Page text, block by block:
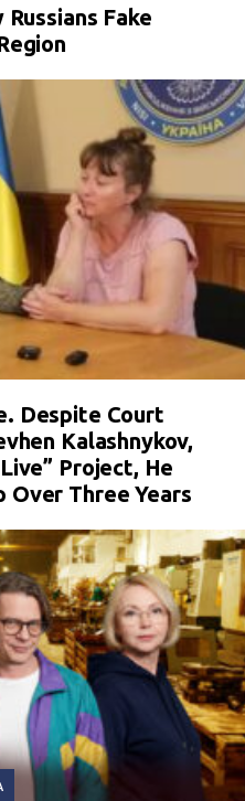
Fake
Despite Court
Kalashnykov,
Project, He
Over Three Years